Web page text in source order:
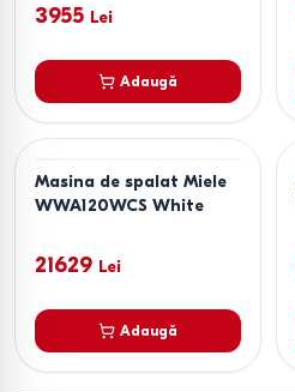
3955 Lei
Adaugă
Masina de spalat Miele
WWA120WCS White
21629 Lei
Adaugă